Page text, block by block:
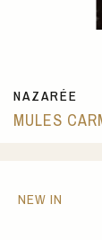
NAZARÉE
MULES
NEW IN